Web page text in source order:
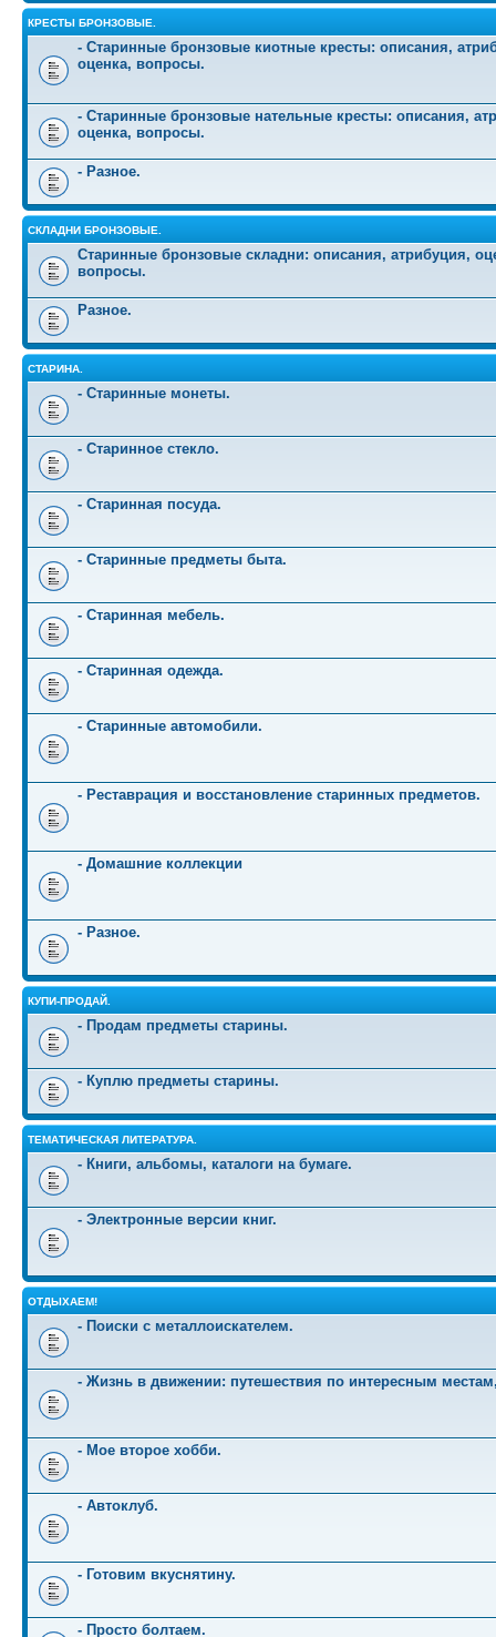
КРЕСТЫ БРОНЗОВЫЕ.
- Старинные бронзовые киотные кресты: описания,
оценка, вопросы.
- Старинные бронзовые нательные кресты: описания,
оценка, вопросы.
- Разное.
СКЛАДНИ БРОНЗОВЫЕ.
Старинные бронзовые складни: описания, атрибуция,
вопросы.
Разное.
СТАРИНА.
- Старинные монеты.
- Старинное стекло.
- Старинная посуда.
- Старинные предметы быта.
- Старинная мебель.
- Старинная одежда.
- Старинные автомобили.
- Реставрация и восстановление старинных предметов.
- Домашние коллекции
- Разное.
КУПИ-ПРОДАЙ.
- Продам предметы старины.
- Куплю предметы старины.
ТЕМАТИЧЕСКАЯ ЛИТЕРАТУРА.
- Книги, альбомы, каталоги на бумаге.
- Электронные версии книг.
ОТДЫХАЕМ!
- Поиски с металлоискателем.
- Жизнь в движении: путешествия по интересным
- Мое второе хобби.
- Автоклуб.
- Готовим вкуснятину.
- Просто болтаем.